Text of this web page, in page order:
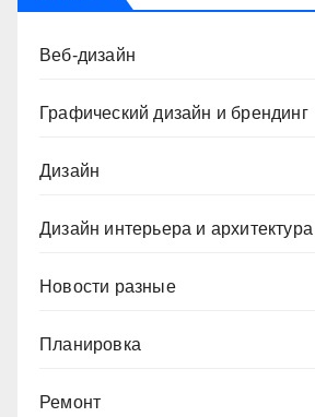
Веб-дизайн
Графический дизайн и брендинг
Дизайн
Дизайн интерьера и архитектура
Новости разные
Планировка
Ремонт